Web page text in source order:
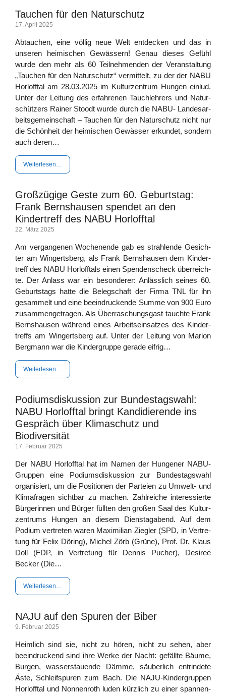
Tauchen für den Naturschutz
17. April 2025
Abtau­chen, eine völ­lig neue Welt ent­de­cken und das in
unse­ren hei­mi­schen Gewäs­sern! Genau die­ses Gefühl
wur­de den mehr als 60 Teil­neh­men­den der Ver­an­stal­tung
„Tau­chen für den Natur­schutz“ ver­mit­telt, zu der der NABU
Horl­off­tal am 28.03.2025 im Kul­tur­zen­trum Hun­gen ein­lud.
Unter der Lei­tung des erfah­re­nen Tauch­leh­rers und Natur­
schüt­zers Rai­ner Stoodt wur­de durch die NABU- Lan­des­ar­
beits­ge­mein­schaft – Tau­chen für den Natur­schutz nicht nur
die Schön­heit der hei­mi­schen Gewäs­ser erkun­det, son­dern
auch deren…
Wei­ter­le­sen…
Großzügige Geste zum 60. Geburtstag:
Frank Bernshausen spendet an den
Kindertreff des NABU Horlofftal
22. März 2025
Am ver­gan­ge­nen Wochen­en­de gab es strah­len­de Gesich­
ter am Win­gerts­berg, als Frank Berns­hau­sen dem Kin­der­
treff des NABU Horl­off­tals einen Spen­den­scheck über­reich­
te. Der Anlass war ein beson­de­rer: Anläss­lich sei­nes 60.
Geburts­tags hat­te die Beleg­schaft der Fir­ma TNL für ihn
gesam­melt und eine beein­dru­cken­de Sum­me von 900 Euro
zusam­men­ge­tra­gen. Als Über­ra­schungs­gast tauch­te Frank
Berns­hau­sen wäh­rend eines Arbeits­ein­sat­zes des Kin­der­
treffs am Win­gerts­berg auf. Unter der Lei­tung von Mari­on
Berg­mann war die Kin­der­grup­pe gera­de eifrig…
Wei­ter­le­sen…
Podiumsdiskussion zur Bundestagswahl:
NABU Horlofftal bringt Kandidierende ins
Gespräch über Klimaschutz und
Biodiversität
17. Febru­ar 2025
Der NABU Horl­off­tal hat im Namen der Hun­ge­ner NABU-
Grup­­­pen eine Podi­ums­dis­kus­si­on zur Bun­des­tags­wahl
orga­ni­siert, um die Posi­tio­nen der Par­tei­en zu Umwelt- und
Kli­ma­fra­gen sicht­bar zu machen. Zahl­rei­che inter­es­sier­te
Bür­ge­rin­nen und Bür­ger füll­ten den gro­ßen Saal des Kul­tur­
zen­trums Hun­gen an die­sem Diens­tag­abend. Auf dem
Podi­um ver­tre­ten waren Maxi­mi­li­an Zieg­ler (SPD, in Ver­tre­
tung für Felix Döring), Michel Zörb (Grü­ne), Prof. Dr. Klaus
Doll (FDP, in Ver­tre­tung für Den­nis Pucher), Desi­ree
Becker (Die…
Wei­ter­le­sen…
NAJU auf den Spuren der Biber
9. Febru­ar 2025
Heim­lich sind sie, nicht zu hören, nicht zu sehen, aber
beein­dru­ckend sind ihre Wer­ke der Nacht: gefäll­te Bäu­me,
Bur­gen, was­ser­stau­en­de Däm­me, säu­ber­lich ent­rin­de­te
Äste, Schleif­spu­ren zum Bach. Die NAJU-Kin­­­der­­­grup­­­pen
Horl­off­tal und Non­nen­roth luden kürz­lich zu einer span­nen­